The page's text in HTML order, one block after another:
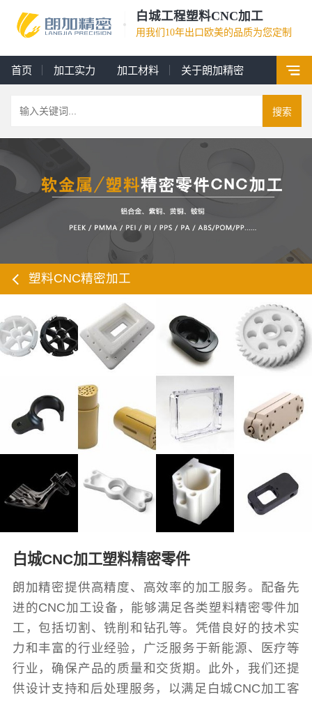
白城工程塑料CNC加工
用我们10年出口欧美的品质为您定制
首页 加工实力 加工材料 关于朗加精密
搜索
塑料CNC精密加工
白城CNC加工塑料精密零件
朗加精密提供高精度、高效率的加工服务。配备先
进的CNC加工设备，能够满足各类塑料精密零件加
工，包括切割、铣削和钻孔等。凭借良好的技术实
力和丰富的行业经验，广泛服务于新能源、医疗等
行业，确保产品的质量和交货期。此外，我们还提
供设计支持和后处理服务，以满足白城CNC加工客